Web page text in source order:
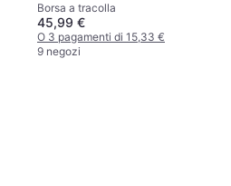
Borsa a tracolla
45,99 €
O 3 pagamenti di 15,33 €
9 negozi